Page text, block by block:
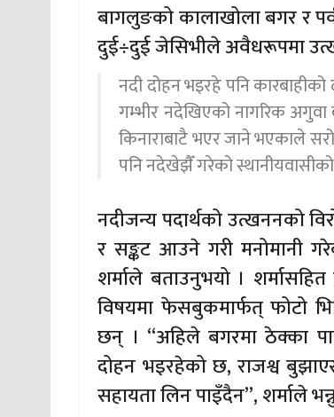
बागलुङको कालाखोला बगर र
दुई÷दुई जेसिभीले अवैधरूपमा
नदी दोहन भइरहे पनि कारबाहीको
गम्भीर नदेखिएको नागरिक
किनाराबाटै भएर जाने भएकाले
पनि नदेखेझैँ गरेको
नदीजन्य पदार्थको उत्खननको
र सङ्कट आउने गरी मनोमानी
शर्माले बताउनुभयो ।
विषयमा फेसबुकमार्फत् फोटो
छन् । “अहिले बगरमा ठेक्का
दोहन भइरहेको छ, राजश्व
सहायता लिन पाइँदैन”, शर्माले